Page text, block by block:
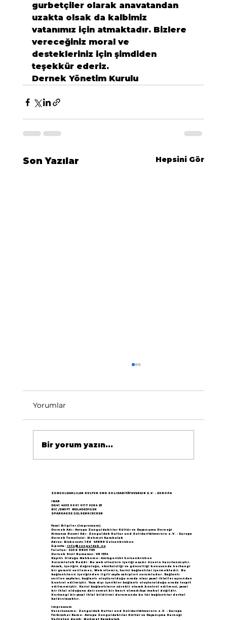
gurbetçiler olarak anavatandan
uzakta olsak da kalbimiz
vatanımız için atmaktadır. Bizlere
vereceğiniz moral ve
destekleriniz için şimdiden
teşekkür ederiz.
Dernek Yönetim Kurulu
Son Yazılar Hepsini Gör
büyük yankı uyandırdı...
Yorumlar
Bir yorum yazın...
ZONGULDAKLILAR KULTUR UND SOLIDARITÄTSVEREIN E.V. - EUROPA
IBAN
DE41 4205 0001 0117 0264 25
BIC /SWIFT WELADED1GEK
SPARKASSE GELSENKIRCHEN
Yasal Bilgiler (Impressum)
Dernek Adı: Avrupa Zonguldaklılar Kültür ve Dayanışma Derneği
Almanca Resmi Adı: Zonguldak Kultur und Solidaritätsverein e.V. - Europa
Dernek Temsilcisi: Mehmet Karakulak
Adres: Bickernstr.166 45889 Gelsenkirchen
E-posta: info@zonguldak.eu
Telefon: 0209 8805 765
Dernek Sicil Numarası: VR 1534
Kayıtlı Olduğu Mahkeme: Amtsgericht Gelsenkirchen
Sorumluluk Reddi: Bu web sitesinin içeriği azami özenle hazırlanmıştır.
Ancak, içeriğin doğruluğu, eksiksizliği ve güncelliği konusunda herhangi
bir garanti verilemez. Web sitemiz, harici bağlantılar içermektedir. Bu
bağlantıların içeriğinden ilgili sayfa sahipleri sorumludur. Bağlantı
verilen sayfalar, bağlantı oluşturulduğu sırada olası yasal ihlaller açısından
kontrol edilmiştir. Yasa dışı içerikler bağlantı oluşturulduğu sırada tespit
edilmemiştir. Harici bağlantıların sürekli olarak kontrol edilmesi, yasal
bir ihlal olduğuna dair somut bir kanıt olmadıkça makul değildir.
Herhangi bir yasal ihlal bildirimi durumunda bu tür bağlantılar derhal
kaldırılacaktır.
Impressum
Vereinsname: Zonguldak Kultur und Solidaritätsverein e.V. - Europa
Türkischer Name: Avrupa Zonguldaklılar Kültür ve Dayanışma Derneği
Vertreten durch: Mehmet Karakulak